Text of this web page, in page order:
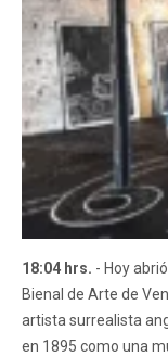
18:04 hrs. - Hoy
Bienal de Arte de
artista surrealista
en 1895 como una